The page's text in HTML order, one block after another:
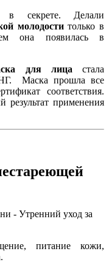
в секрете. Делали
молодоститолько в
она появилась в
для лицастала
Маска прошла все
соответствия.
результат применения
питание кожи,